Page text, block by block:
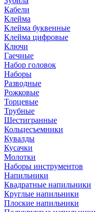
Кабели
Клейма
Клейма буквенные
Клейма цифровые
Ключи
Гаечные
Набор головок
Наборы
Разводные
Рожковые
Торцевые
Трубные
Шестигранные
Кольцесъемники
Кувалды
Кусачки
Молотки
Наборы инструментов
Напильники
Квадратные напильники
Круглые напильники
Плоские напильники